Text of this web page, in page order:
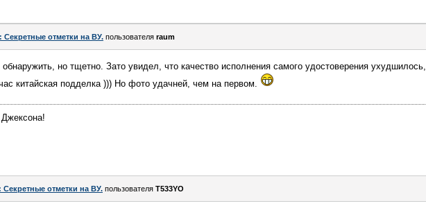
Секретные отметки на ВУ. пользователя raum
но тщетно. Зато увидел, что качество исполнения самого удостоверения ухудшилось,
китайская подделка ))) Но фото удачней, чем на первом.
Секретные отметки на ВУ. пользователя T533YO